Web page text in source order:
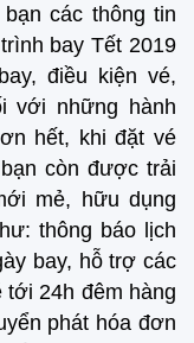
các thông tin
bay Tết 2019
điều kiện vé,
với những hành
hết, khi đặt vé
còn được trải
mẻ, hữu dụng
thông báo lịch
bay, hỗ trợ các
tới 24h đêm hàng
phát hóa đơn